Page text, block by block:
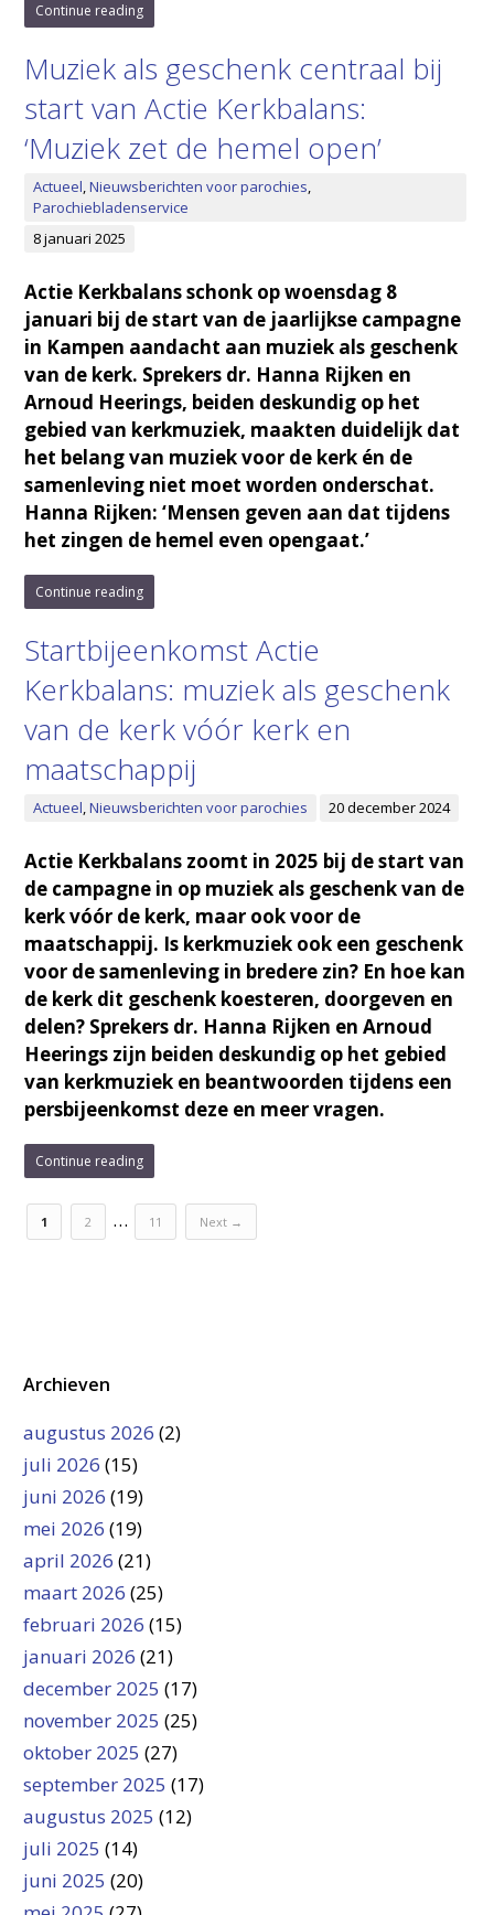
Continue reading
Muziek als geschenk centraal bij
start van Actie Kerkbalans:
‘Muziek zet de hemel open’
Actueel,Nieuwsberichten voor parochies,
Parochiebladenservice
8 januari 2025
Actie Kerkbalans schonk op woensdag 8
januari bij de start van de jaarlijkse campagne
in Kampen aandacht aan muziek als geschenk
van de kerk. Sprekers dr. Hanna Rijken en
Arnoud Heerings, beiden deskundig op het
gebied van kerkmuziek, maakten duidelijk dat
het belang van muziek voor de kerk én de
samenleving niet moet worden onderschat.
Hanna Rijken: ‘Mensen geven aan dat tijdens
het zingen de hemel even opengaat.’
Continue reading
Startbijeenkomst Actie
Kerkbalans: muziek als geschenk
van de kerk vóór kerk en
maatschappij
Actueel,Nieuwsberichten voor parochies 20 december 2024
Actie Kerkbalans zoomt in 2025 bij de start van
de campagne in op muziek als geschenk van de
kerk vóór de kerk, maar ook voor de
maatschappij. Is kerkmuziek ook een geschenk
voor de samenleving in bredere zin? En hoe kan
de kerk dit geschenk koesteren, doorgeven en
delen? Sprekers dr. Hanna Rijken en Arnoud
Heerings zijn beiden deskundig op het gebied
van kerkmuziek en beantwoorden tijdens een
persbijeenkomst deze en meer vragen.
Continue reading
1 2 … 11 Next →
Archieven
augustus 2026 (2)
juli 2026 (15)
juni 2026 (19)
mei 2026 (19)
april 2026 (21)
maart 2026 (25)
februari 2026 (15)
januari 2026 (21)
december 2025 (17)
november 2025 (25)
oktober 2025 (27)
september 2025 (17)
augustus 2025 (12)
juli 2025 (14)
juni 2025 (20)